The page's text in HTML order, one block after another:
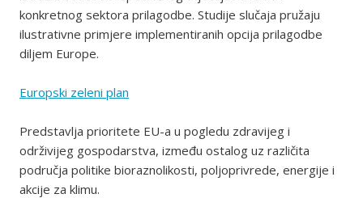
konkretnog sektora prilagodbe. Studije slučaja pružaju
ilustrativne primjere implementiranih opcija prilagodbe
diljem Europe.
Europski zeleni plan
Predstavlja prioritete EU-a u pogledu zdravijeg i
održivijeg gospodarstva, između ostalog uz različita
područja politike bioraznolikosti, poljoprivrede, energije i
akcije za klimu.